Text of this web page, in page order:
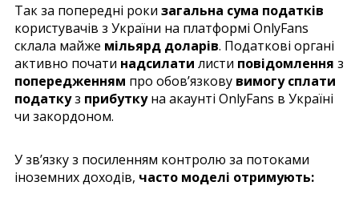
Так за попередні роки загальна сума податків
користувачів з України на платформі OnlyFans
склала майже мільярд доларів. Податкові органі
активно почати надсилати листи повідомлення з
попередженням про обов’язкову вимогу сплати
податкуз прибуткуна акаунті OnlyFans в Україні
чи закордоном.
У зв’язку з посиленням контролю за потоками
іноземних доходів, часто моделі отримують: